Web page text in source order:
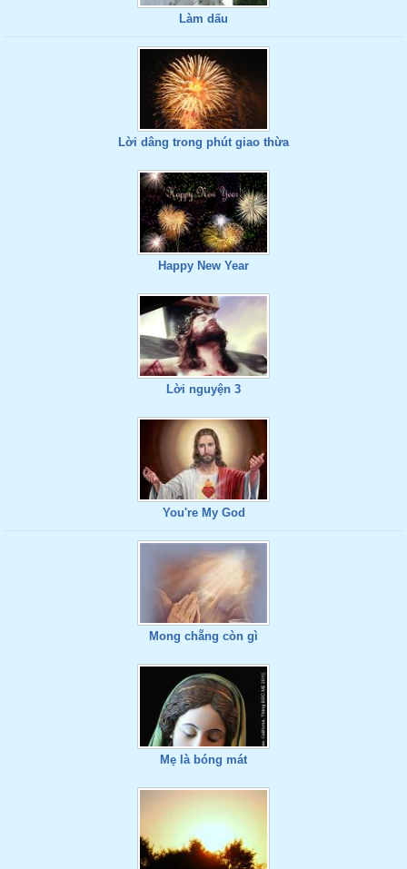
Làm dấu
Lời dâng trong phút giao thừa
Happy New Year
Lời nguyện 3
You're My God
Mong chẵng còn gì
Mẹ là bóng mát